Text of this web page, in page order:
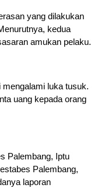
yang dilakukan
kedua
amukan pelaku.
mengalami luka tusuk.
uang kepada orang
Palembang, Iptu
Palembang,
laporan